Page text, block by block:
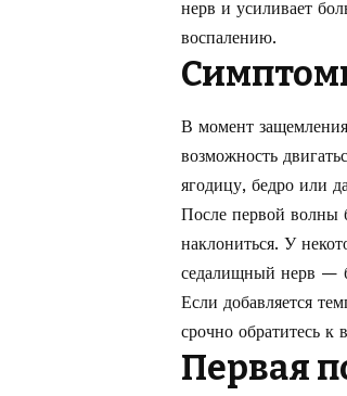
нерв и усиливает
воспалению.
В момент защемления
возможность
ягодицу, бедро или
После первой волны
наклониться. У
седалищный нерв —
Если добавляется
срочно обратитесь к
Первая